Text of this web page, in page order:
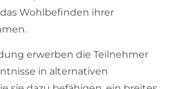
Wohlbefinden ihrer
erwerben die Teilnehmer
in alternativen